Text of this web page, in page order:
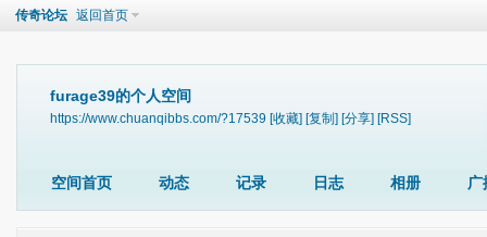
传奇论坛 返回首页
furage39的个人空间
https://www.chuanqibbs.com/?17539 [收藏] [复制] [分享] [RSS]
空间首页 动态 记录 日志 相册 广